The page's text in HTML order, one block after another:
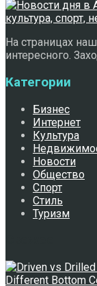
На страницах
интересного.
Категории
Бизнес
Интернет
Культура
Новости
Общество
Спорт
Стиль
Туризм